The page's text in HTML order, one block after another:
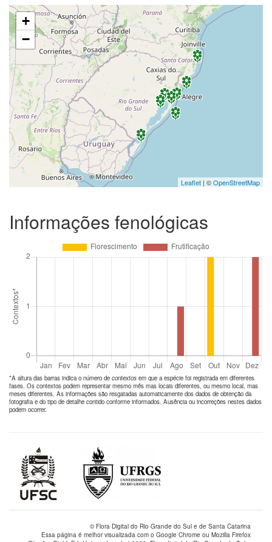
+
−
Leaflet | ©OpenStreetMap
Informações fenológicas
*A altura das barras indica o número de contextos em que a espécie foi registrada em diferentes
fases. Os contextos podem representar mesmo mês mas locais diferentes, ou mesmo local, mas
meses diferentes. As informações são resgatadas automaticamente dos dados de obtenção da
fotografia e do tipo de detalhe contido conforme informados. Ausência ou incorreções nestes dados
podem ocorrer.
© Flora Digital do Rio Grande do Sul e de Santa Catarina
Essa página é melhor visualizada com o Google Chrome ou Mozilla Firefox